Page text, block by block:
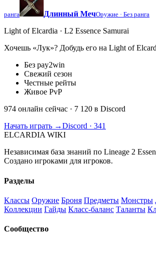
ранга Длинный МечОружие · Без ранга
Light of Elcardia · L2 Essence Samurai
Хочешь «Лук»? Добудь его на Light of
Без pay2win
Свежий сезон
Честные рейты
Живое PvP
974 онлайн сейчас · 7 120 в Discord
Начать играть →Discord · 341
ELCARDIA WIKI
Независимая база знаний по Lineage 2
Создано игроками для игроков.
Разделы
Классы Оружие Броня Предметы Монстры
Коллекции Гайды Класс-баланс Таланты
Сообщество